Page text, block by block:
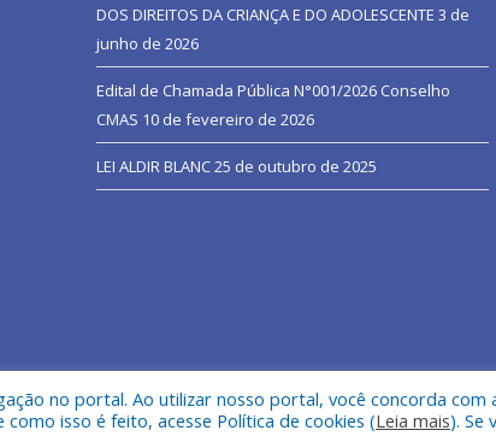
DOS DIREITOS DA CRIANÇA E DO ADOLESCENTE 3 de
junho de 2026
Edital de Chamada Pública N°001/2026 Conselho
CMAS 10 de fevereiro de 2026
LEI ALDIR BLANC25 de outubro de 2025
de São João do Araguaia.
no portal. Ao utilizar nosso portal, você concorda com
isso é feito, acesse Política de cookies (Leia mais). Se